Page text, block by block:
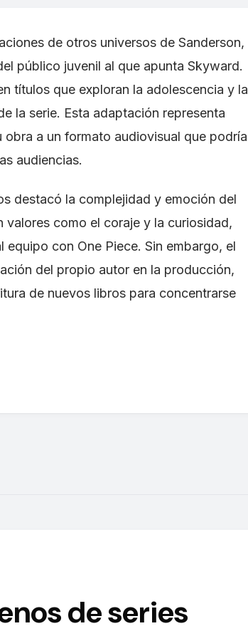
de otros universos de Sanderson,
público juvenil al que apunta Skyward.
títulos que exploran la adolescencia y la
la serie. Esta adaptación representa
a un formato audiovisual que podría
audiencias.
destacó la complejidad y emoción del
valores como el coraje y la curiosidad,
con One Piece. Sin embargo, el
del propio autor en la producción,
de nuevos libros para concentrarse
de series